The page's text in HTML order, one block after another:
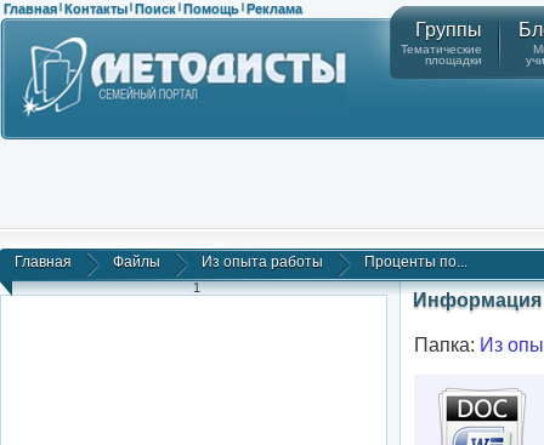
Главная | Контакты | Поиск | Помощь | Реклама
Группы
Тематические
площадки
Главная Файлы Из опыта работы Проценты по...
1
Информация
Папка: Из